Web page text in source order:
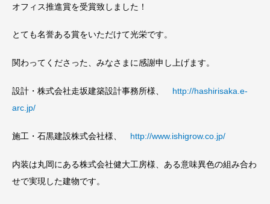
オフィス推進賞を受賞致しました！
とても名誉ある賞をいただけて光栄です。
関わってくださった、みなさまに感謝申し上げます。
設計・株式会社走坂建築設計事務所様、 http://hashirisaka.e-
arc.jp/
施工・石黒建設株式会社様、 http://www.ishigrow.co.jp/
内装は丸岡にある株式会社健大工房様、ある意味異色の組み合わ
せで実現した建物です。